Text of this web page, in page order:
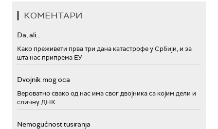
КОМЕНТАРИ
Da, ali...
Како преживети прва три дана катастрофе у Србији, и за
шта нас припрема ЕУ
Dvojnik mog oca
Вероватно свако од нас има свог двојника са којим дели и
сличну ДНК
Nemogućnost tusiranja